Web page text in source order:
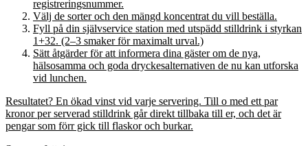
registreringsnummer.
Välj de sorter och den mängd koncentrat du vill beställa.
Fyll på din självservice station med utspädd stilldrink i styrkan
1+32. (2–3 smaker för maximalt urval.)
Sätt åtgärder för att informera dina gäster om de nya,
hälsosamma och goda dryckesalternativen de nu kan utforska
vid lunchen.
Resultatet? En ökad vinst vid varje servering. Till o med ett par
kronor per serverad stilldrink går direkt tillbaka till er, och det är
pengar som förr gick till flaskor och burkar.